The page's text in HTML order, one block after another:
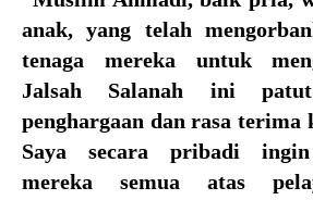
anak, yang telah
tenaga mereka untuk
Jalsah Salanah ini patut
penghargaan dan rasa terima
Saya secara pribadi ingin
mereka semua atas